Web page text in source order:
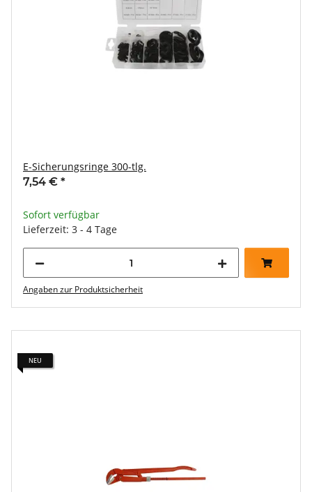
E-Sicherungsringe 300-tlg.
7,54 € *
Sofort verfügbar
Lieferzeit: 3 - 4 Tage
Angaben zur Produktsicherheit
NEU